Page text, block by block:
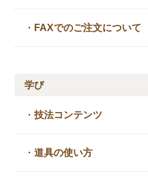
・ FAXでのご注文について
学び
・技法コンテンツ
・道具の使い方